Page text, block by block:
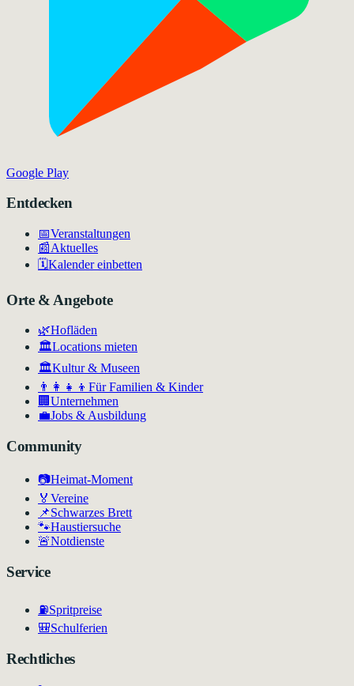
Google Play
Entdecken
📅Veranstaltungen
📰Aktuelles
🗓️Kalender einbetten
Orte & Angebote
🌿Hofläden
🏛️Locations mieten
🏛Kultur & Museen
👨‍👩‍👧‍👦 Für Familien & Kinder
🏢 Unternehmen
💼Jobs & Ausbildung
Community
📷Heimat-Moment
🏅 Vereine
📌Schwarzes Brett
🐾Haustiersuche
🚨Notdienste
Service
⛽Spritpreise
🎒Schulferien
Rechtliches